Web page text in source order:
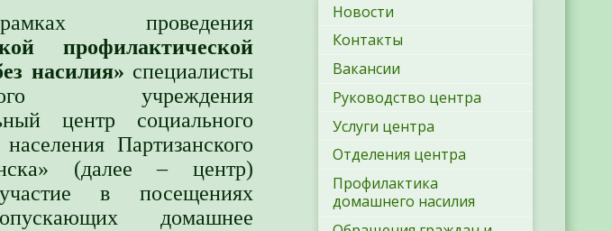
проведения
профилактической
насилия» специалисты
учреждения
центр социального
Партизанского
(далее – центр)
в посещениях
домашнее
Новости
Контакты
Вакансии
Руководство центра
Услуги центра
Отделения центра
Профилактика
домашнего насилия